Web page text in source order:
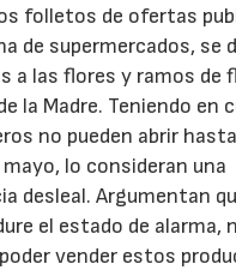
folletos de ofertas
de supermercados, se
a las flores y ramos de
la Madre. Teniendo en
no pueden abrir
mayo, lo consideran una
desleal. Argumentan
el estado de alarma,
vender estos